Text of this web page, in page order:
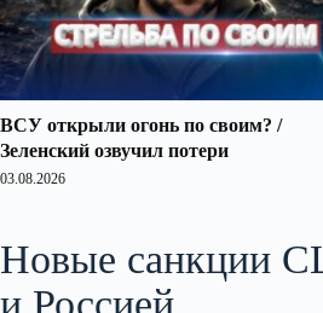
ВСУ открыли огонь по своим? /
Зеленский озвучил потери
03.08.2026
Новые санкции
и Россией